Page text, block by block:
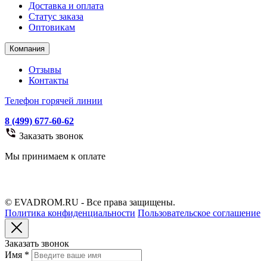
Доставка и оплата
Статус заказа
Оптовикам
Компания
Отзывы
Контакты
Телефон горячей линии
8 (499) 677-60-62
Заказать звонок
Мы принимаем к оплате
© EVADROM.RU - Все права защищены.
Политика конфиденциальности Пользовательское соглашение
Заказать звонок
Имя *